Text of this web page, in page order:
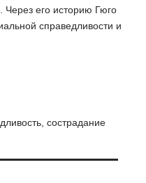
Через его историю Гюго
справедливости и
сострадание